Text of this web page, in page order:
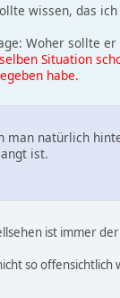
wissen, das ich
Woher sollte er
Situation
habe.
man natürlich
ist.
ist immer
so offensichtlich